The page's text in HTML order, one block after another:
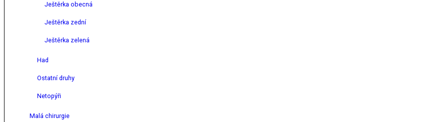
Ještěrka obecná
Ještěrka zední
Ještěrka zelená
Had
Ostatní druhy
Netopýři
Malá chirurgie